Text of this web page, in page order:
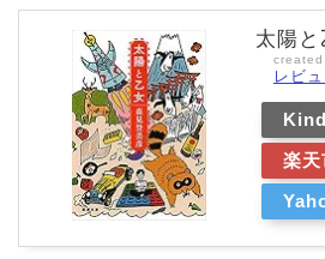
太陽と
レビ
楽天